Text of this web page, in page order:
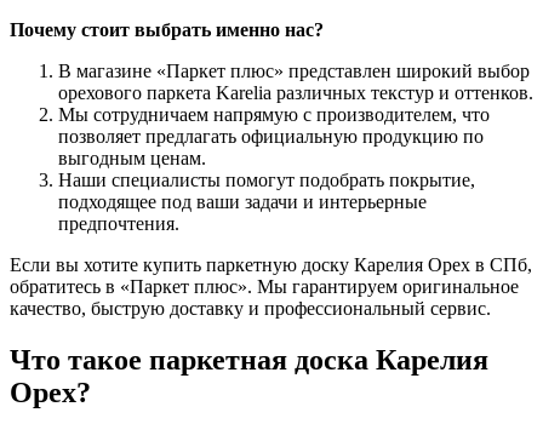
Почему стоит выбрать именно нас?
В магазине «Паркет плюс» представлен широкий выбор
орехового паркета Karelia различных текстур и оттенков.
Мы сотрудничаем напрямую с производителем, что
позволяет предлагать официальную продукцию по
выгодным ценам.
Наши специалисты помогут подобрать покрытие,
подходящее под ваши задачи и интерьерные
предпочтения.
Если вы хотите купить паркетную доску Карелия Орех в СПб,
обратитесь в «Паркет плюс». Мы гарантируем оригинальное
качество, быструю доставку и профессиональный сервис.
Что такое паркетная доска Карелия
Орех?